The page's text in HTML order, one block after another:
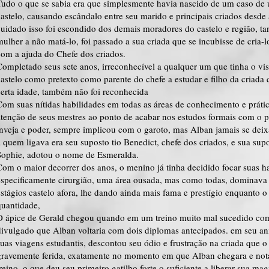
o que se sabia era que simplesmente havia nascido de um caso
causando escândalo entre seu marido e principais criados
isso foi escondido dos demais moradores do castelo e região,
a não matá-lo, foi passado a sua criada que se incubisse de
a ajuda do Chefe dos criados.
seus sete anos, irreconhecível a qualquer um que tinha o
como pretexto como parente do chefe a estudar e filho da
idade, também não foi reconhecida
suas nítidas habilidades em todas as áreas de conhecimento e
de seus mestres ao ponto de acabar nos estudos formais com
e poder, sempre implicou com o garoto, mas Alban jamais se
quem ligava era seu suposto tio Benedict, chefe dos criados, e sua
adotou o nome de Esmeralda.
o maior decorrer dos anos, o menino já tinha decidido focar suas
cirurgião, uma área ousada, mas como todas,
castelo afora, lhe dando ainda mais fama e prestígio enquanto
ápice de Gerald chegou quando em um treino muito mal sucedido
que Alban voltaria com dois diplomas antecipados. em seu
viagens estudantis, descontou seu ódio e frustração na criada que
ferida, exatamente no momento em que Alban chegara e